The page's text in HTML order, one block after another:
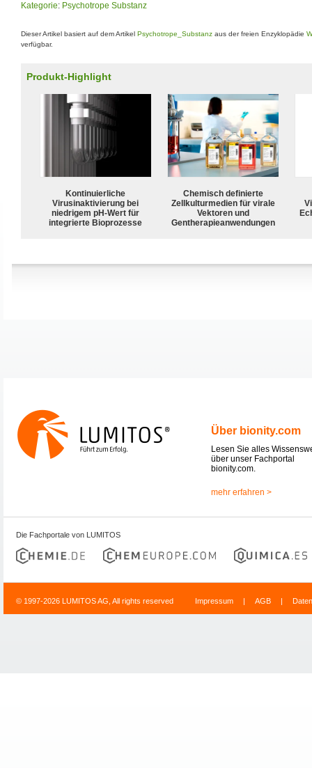
Kategorie: Psychotrope Substanz
Dieser Artikel basiert auf dem Artikel Psychotrope_Substanz aus der freien Enzyklopädie
verfügbar.
Produkt-Highlight
Kontinuierliche
Virusinaktivierung bei
niedrigem pH-Wert für
integrierte Bioprozesse
Chemisch definierte
Zellkulturmedien für virale
Vektoren und
Gentherapieanwendungen
Über bionity.com
Lesen Sie alles
über unser Fachportal
bionity.com.
mehr erfahren >
Die Fachportale von LUMITOS
© 1997-2026 LUMITOS AG, All rights reserved Impressum | AGB |